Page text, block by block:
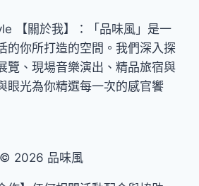
【關於我】：「品味風」是一
的你所打造的空間。我們深入探
覽、現場音樂演出、精品旅宿與
眼光為你精選每一次的感官饗
© 2026 品味風